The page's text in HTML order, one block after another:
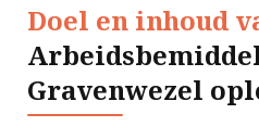
Doel en inhoud
Gravenwezel